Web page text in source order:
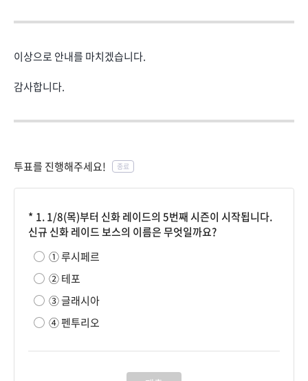
이상으로 안내를 마치겠습니다.
감사합니다.
투표를 진행해주세요! 종료
1. 1/8(목)부터 신화 레이드의 5번째 시즌이 시작됩니다.
신규 신화 레이드 보스의 이름은 무엇일까요?
① 루시페르
② 테포
③ 글래시아
④ 펜투리오